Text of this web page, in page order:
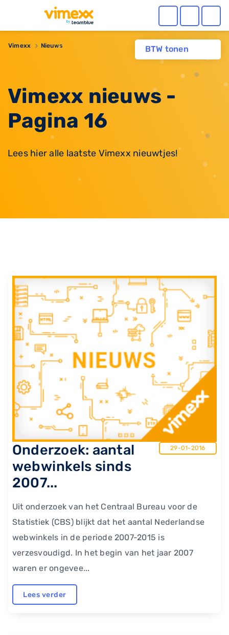
BTW tonen
Vimexx Nieuws
Vimexx nieuws -
Pagina 16
Lees hier alle laatste Vimexx nieuwtjes!
​Onderzoek: aantal
webwinkels sinds
2007...
29-01-2016
Uit onderzoek van het Centraal Bureau voor de
Statistiek (CBS) blijkt dat het aantal Nederlandse
webwinkels in de periode 2007-2015 is
verzesvoudigd. In het begin van het jaar 2007
waren er ongevee...
Lees verder